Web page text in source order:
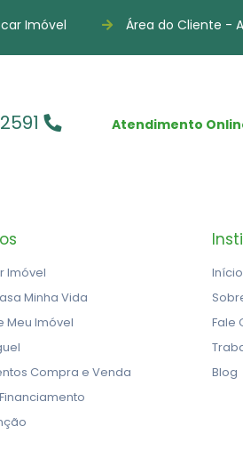
Imóvel Área do Cliente -
Atendimento
Imóvel
Minha Vida
Meu Imóvel
Compra e Venda
Início
Fale
Blog